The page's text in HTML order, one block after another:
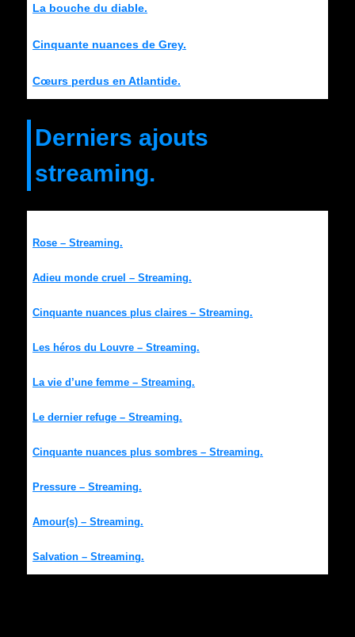
La bouche du diable.
Cinquante nuances de Grey.
Cœurs perdus en Atlantide.
Derniers ajouts
streaming.
Rose – Streaming.
Adieu monde cruel – Streaming.
Cinquante nuances plus claires – Streaming.
Les héros du Louvre – Streaming.
La vie d’une femme – Streaming.
Le dernier refuge – Streaming.
Cinquante nuances plus sombres – Streaming.
Pressure – Streaming.
Amour(s) – Streaming.
Salvation – Streaming.